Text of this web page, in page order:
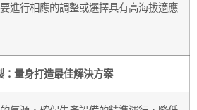
進行相應的調整或選擇具有高海拔適應
：量身打造最佳解決方案